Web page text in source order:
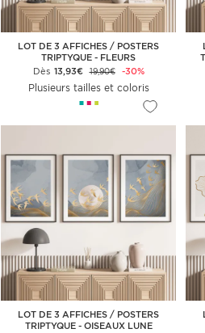
LOT DE 3 AFFICHES / POSTERS
TRIPTYQUE - FLEURS
Dès 13,93€ 19,90€ -30%
Plusieurs tailles et coloris
LOT DE 3 AFFICHES / POSTERS
TRIPTYQUE - OISEAUX LUNE